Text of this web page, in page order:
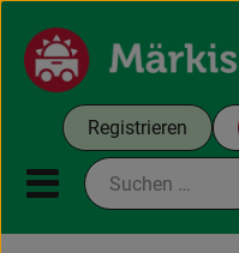
Registrieren
Mobiles